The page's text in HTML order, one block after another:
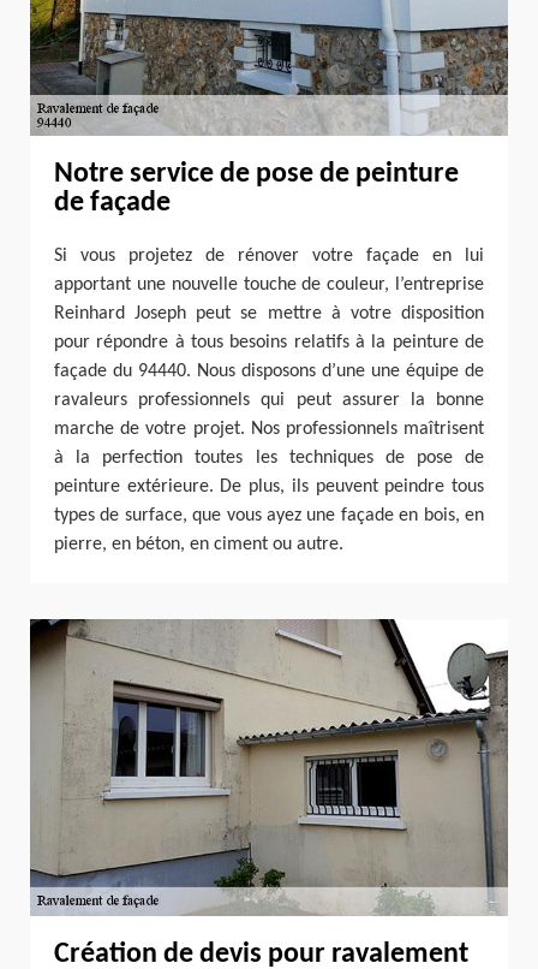
Notre service de pose de peinture
de façade
Si vous projetez de rénover votre façade en lui
apportant une nouvelle touche de couleur, l’entreprise
Reinhard Joseph peut se mettre à votre disposition
pour répondre à tous besoins relatifs à la peinture de
façade du 94440. Nous disposons d’une une équipe de
ravaleurs professionnels qui peut assurer la bonne
marche de votre projet. Nos professionnels maîtrisent
à la perfection toutes les techniques de pose de
peinture extérieure. De plus, ils peuvent peindre tous
types de surface, que vous ayez une façade en bois, en
pierre, en béton, en ciment ou autre.
Création de devis pour ravalement